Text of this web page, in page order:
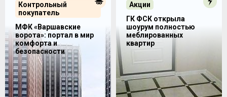
Контрольный
покупатель
МФК «Варшавские
ворота»: портал в мир
комфорта и
безопасности
Акции
ГК ФСК открыла
шоурум полностью
меблированных
квартир